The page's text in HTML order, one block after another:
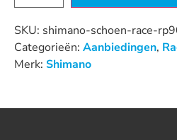
SKU: shimano-schoen-race-
Categorieën: Aanbiedingen,
Merk: Shimano